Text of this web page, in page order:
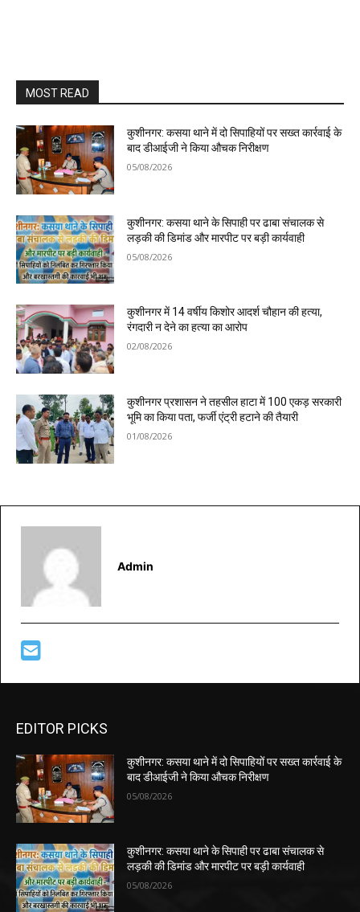
MOST READ
कुशीनगर: कसया थाने में दो सिपाहियों पर सख्त कार्रवाई के
बाद डीआईजी ने किया औचक निरीक्षण
05/08/2026
कुशीनगर: कसया थाने के सिपाही पर ढाबा संचालक से
लड़की की डिमांड और मारपीट पर बड़ी कार्यवाही
05/08/2026
कुशीनगर में 14 वर्षीय किशोर आदर्श चौहान की हत्या,
रंगदारी न देने का हत्या का आरोप
02/08/2026
कुशीनगर प्रशासन ने तहसील हाटा में 100 एकड़ सरकारी
भूमि का किया पता, फर्जी एंट्री हटाने की तैयारी
01/08/2026
Admin
EDITOR PICKS
कुशीनगर: कसया थाने में दो सिपाहियों पर सख्त कार्रवाई के
बाद डीआईजी ने किया औचक निरीक्षण
05/08/2026
कुशीनगर: कसया थाने के सिपाही पर ढाबा संचालक से
लड़की की डिमांड और मारपीट पर बड़ी कार्यवाही
05/08/2026